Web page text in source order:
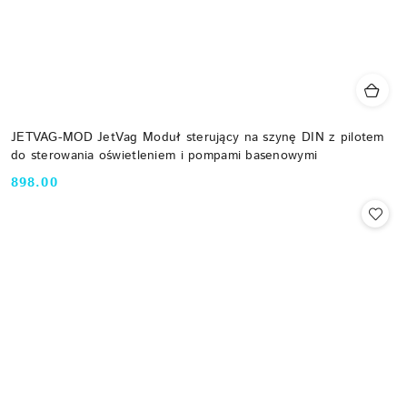
JETVAG-MOD JetVag Moduł sterujący na szynę DIN z pilotem
do sterowania oświetleniem i pompami basenowymi
Cena:
898.00